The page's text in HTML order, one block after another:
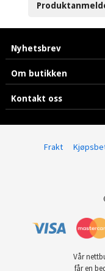
Nyhetsbrev
Om butikken
Kontakt oss
Frakt
Vår
får en